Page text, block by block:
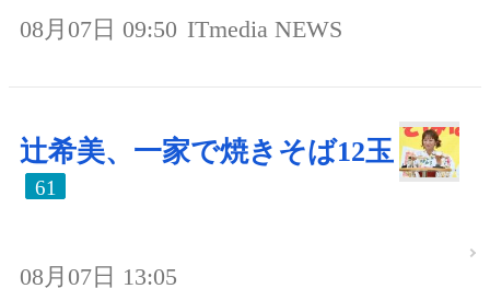
08月07日 09:50 ITmedia NEWS
辻希美、一家で焼きそば12玉
61
08月07日 13:05